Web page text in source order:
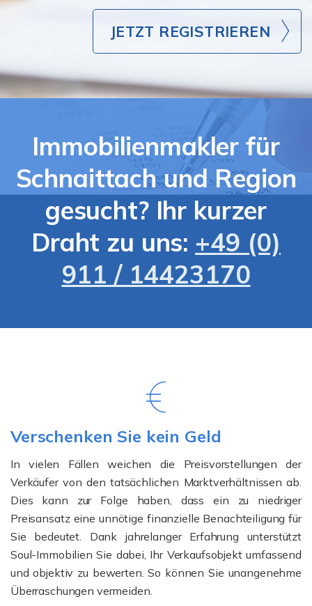
JETZT REGISTRIEREN
Immobilienmakler für
Schnaittach und Region
gesucht? Ihr kurzer
Draht zu uns: +49 (0)
911 / 14423170
Verschenken Sie kein Geld
In vielen Fällen weichen die Preisvorstellungen der
Verkäufer von den tatsächlichen Marktverhältnissen ab.
Dies kann zur Folge haben, dass ein zu niedriger
Preisansatz eine unnötige finanzielle Benachteiligung für
Sie bedeutet. Dank jahrelanger Erfahrung unterstützt
Soul-Immobilien Sie dabei, Ihr Verkaufsobjekt umfassend
und objektiv zu bewerten. So können Sie unangenehme
Überraschungen vermeiden.